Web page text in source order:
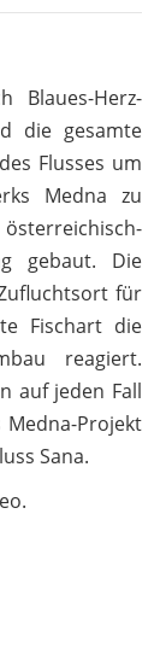
Blaues-Herz-
die gesamte
Flusses um
Medna zu
gebaut. Die
für
Fischart die
reagiert.
auf jeden Fall
Projekt
Sana.